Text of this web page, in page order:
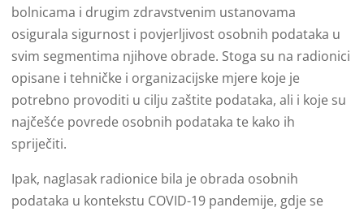
bolnicama i drugim zdravstvenim ustanovama
osigurala sigurnost i povjerljivost osobnih podataka u
svim segmentima njihove obrade. Stoga su na radionici
opisane i tehničke i organizacijske mjere koje je
potrebno provoditi u cilju zaštite podataka, ali i koje su
najčešće povrede osobnih podataka te kako ih
spriječiti.
Ipak, naglasak radionice bila je obrada osobnih
podataka u kontekstu COVID-19 pandemije, gdje se